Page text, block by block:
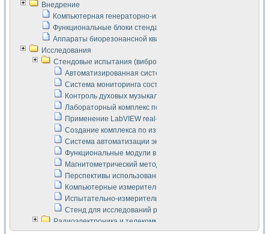
Внедрение
Компьютерная генераторно-измерительная система
Функциональные блоки стенда "Сигнал-USB"
Аппараты биорезонансной квантовой терапии серии СКАН
Исследования
Стендовые испытания (виброакустика, тензометрия и т.п.)
Автоматизированная система измерения параметров
Система мониторинга состояния тяговых
Контроль духовых музыкальных инструментов
Лабораторный комплекс по исследованию элементной
Применение LabVIEW real-time module для
Создание комплекса по измерению скорости подвижного
Система автоматизации экспериментальных
Функциональные модули в стандарте Nl SCXI для
Магнитометрический метод в дефектоскопии сварных
Перспективы использования машинного зрения в
Компьютерные измерительные системы для
Испытательно-измерительный комплекс аппаратуры для
Стенд для исследований рабочих процессов ДВС в
Радиоэлектроника и телекоммуникации